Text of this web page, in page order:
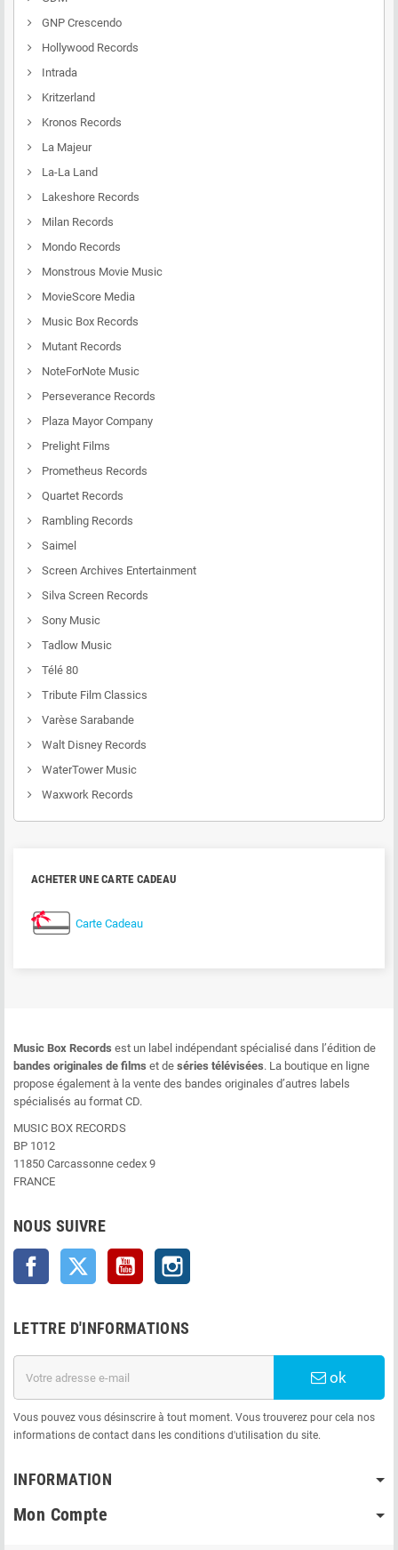
GNP Crescendo
Hollywood Records
Intrada
Kritzerland
Kronos Records
La Majeur
La-La Land
Lakeshore Records
Milan Records
Mondo Records
Monstrous Movie Music
MovieScore Media
Music Box Records
Mutant Records
NoteForNote Music
Perseverance Records
Plaza Mayor Company
Prelight Films
Prometheus Records
Quartet Records
Rambling Records
Saimel
Screen Archives Entertainment
Silva Screen Records
Sony Music
Tadlow Music
Télé 80
Tribute Film Classics
Varèse Sarabande
Walt Disney Records
WaterTower Music
Waxwork Records
ACHETER UNE CARTE CADEAU
Carte Cadeau
Music Box Records est un label indépendant spécialisé dans l’édition de
bandes originales de films et de séries télévisées. La boutique en ligne
propose également à la vente des bandes originales d’autres labels
spécialisés au format CD.
MUSIC BOX RECORDS
BP 1012
11850 Carcassonne cedex 9
FRANCE
NOUS SUIVRE
Facebook Twitter YouTube
LETTRE D'INFORMATIONS
ok
Vous pouvez vous désinscrire à tout moment. Vous trouverez pour cela nos
informations de contact dans les conditions d'utilisation du site.
INFORMATION
Mon Compte